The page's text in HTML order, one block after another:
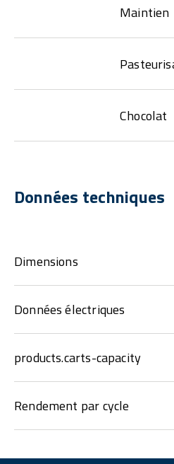
Maintien
Chocolat
Données techniques
Dimensions
Données électriques
products.carts-capacity
Rendement par cycle